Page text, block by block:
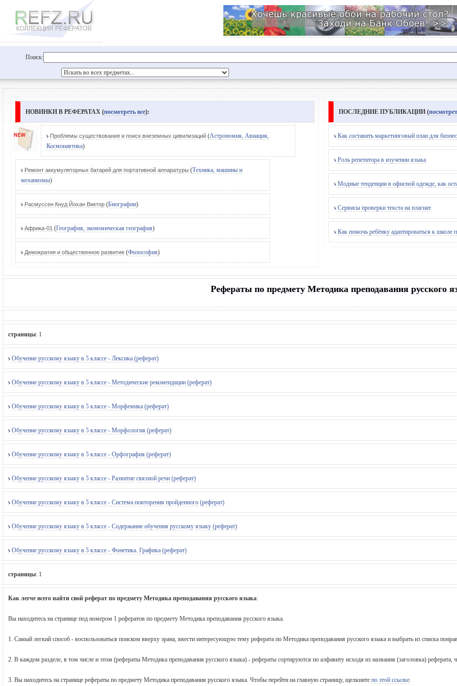
Поиск:
НОВИНКИ В РЕФЕРАТАХ (посмотреть все):
Проблемы существования и поиск внеземных цивилизаций (Астрономия, Авиация,
Космонавтика)
Ремонт аккумуляторных батарей для портативной аппаратуры (Техника, машины и
механизмы)
Расмуссен Кнуд Йохан Виктор (Биографии)
Африка-01 (География, экономическая география)
Демократия и общественное развитие (Философия)
ПОСЛЕДНИЕ ПУБЛИКАЦИИ (
Как составить маркетинговый план для
Роль репетитора в изучении языка
Модные тенденции в офисной одежде, как
Сервисы проверки текста на плагиат
Как помочь ребёнку адаптироваться к школе
Рефераты по предмету Методика преподавания русского
страницы: 1
Обучение русскому языку в 5 классе - Лексика (реферат)
Обучение русскому языку в 5 классе - Методические рекомендации (реферат)
Обучение русскому языку в 5 классе - Морфемика (реферат)
Обучение русскому языку в 5 классе - Морфология (реферат)
Обучение русскому языку в 5 классе - Орфография (реферат)
Обучение русскому языку в 5 классе - Развитие связной речи (реферат)
Обучение русскому языку в 5 классе - Система повторения пройденного (реферат)
Обучение русскому языку в 5 классе - Содержание обучения русскому языку (реферат)
Обучение русскому языку в 5 классе - Фонетика. Графика (реферат)
страницы: 1
Как легче всего найти свой реферат по предмету Методика преподавания русского языка:
Вы находитесь на странице под номером 1 рефератов по предмету Методика преподавания русского языка.
1. Самый легкий способ - воспользоваться поиском вверху эрана, ввести интересующую тему реферата по Методика преподавания русского языка и выбрать из списка
2. В каждом разделе, в том числе и этом (рефераты Методика преподавания русского языка) - рефераты сортируются по алфавиту исходя из названия (заголовка)
3. Вы находитесь на странице рефераты по предмету Методика преподавания русского языка. Чтобы перейти на главную страницу, щелкните по этой ссылке.